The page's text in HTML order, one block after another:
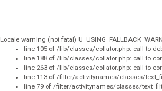
Locale warning (not fatal)
line 105 of /lib/classes/collator.php: call to
line 188 of /lib/classes/collator.php: call to
line 263 of /lib/classes/collator.php: call to
line 113 of /filter/activitynames/classes/
line 79 of /filter/activitynames/classes/